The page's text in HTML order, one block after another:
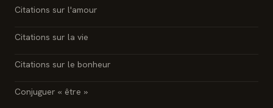
Citations sur l'amour
Citations sur la vie
Citations sur le bonheur
Conjuguer « être »